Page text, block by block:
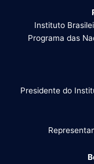
Instituto
Programa das
Presidente do